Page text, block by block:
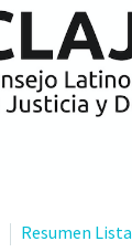
Resumen Lista